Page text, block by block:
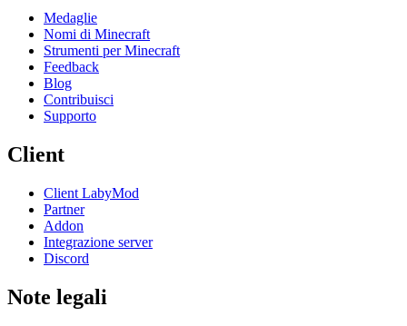
Medaglie
Nomi di Minecraft
Strumenti per Minecraft
Feedback
Blog
Contribuisci
Supporto
Client
Client LabyMod
Partner
Addon
Integrazione server
Discord
Note legali